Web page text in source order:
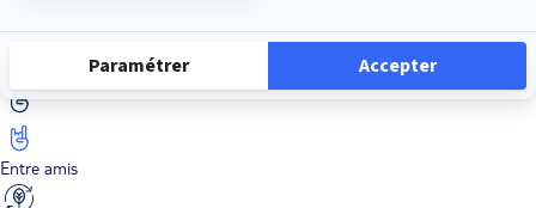
Entre amis